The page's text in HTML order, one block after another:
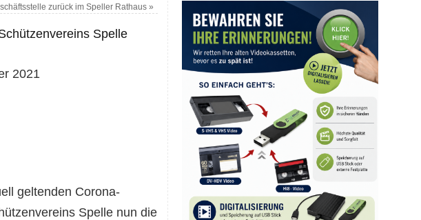
zurück im Speller Rathaus»
Spelle
2021
geltenden Corona-
Spelle nun die